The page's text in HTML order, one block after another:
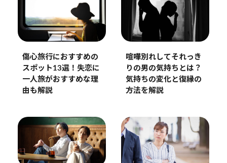
傷心旅行におすすめの
スポット13選！失恋に
一人旅がおすすめな理
由も解説
喧嘩別れしてそれっき
りの男の気持ちとは？
気持ちの変化と復縁の
方法を解説